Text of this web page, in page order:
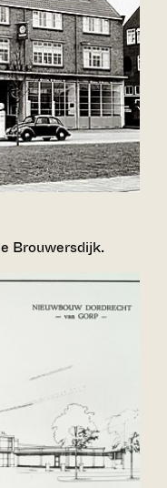
Brouwersdijk.